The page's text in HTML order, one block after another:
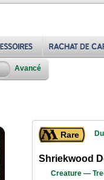
Avancé
Rare
Shriekwood
Creature —